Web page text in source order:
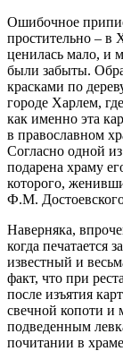
Ошибочное
простительно – в
ценилась мало, и
были забыты.
красками по
городе Харлем,
как именно эта
в православном
Согласно одной
подарена храму
которого,
Ф.М.
Наверняка,
когда печатается
известный и
факт, что при
после изъятия
свечной копоти и
подведенным
почитании в